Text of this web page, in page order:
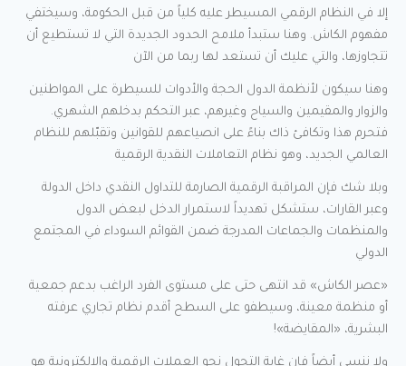
إلا في النظام الرقمي المسيطر عليه كلياً من قبل الحكومة، وسيختفي
مفهوم الكاش. وهنا ستبدأ ملامح الحدود الجديدة التي لا تستطيع أن
تتجاوزها، والتي عليك أن تستعد لها ربما من الآن
وهنا سيكون لأنظمة الدول الحجة والأدوات للسيطرة على المواطنين
والزوار والمقيمين والسياح وغيرهم، عبر التحكم بدخلهم الشهري.
فتحرم هذا وتكافئ ذاك بناءً على انصياعهم للقوانين وتقبّلهم للنظام
العالمي الجديد، وهو نظام التعاملات النقدية الرقمية
وبلا شك فإن المراقبة الرقمية الصارمة للتداول النقدي داخل الدولة
وعبر القارات، ستشكل تهديداً لاستمرار الدخل لبعض الدول
والمنظمات والجماعات المدرجة ضمن القوائم السوداء في المجتمع
الدولي
«عصر الكاش» قد انتهى حتى على مستوى الفرد الراغب بدعم جمعية
أو منظمة معينة، وسيطفو على السطح أقدم نظام تجاري عرفته
البشرية، «المقايضة»!
ولا ننسى أيضاً فإن غاية التحول نحو العملات الرقمية والإلكترونية هو